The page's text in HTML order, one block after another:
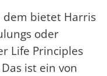
dem bietet Harris
oder
Life Principles
ist ein von